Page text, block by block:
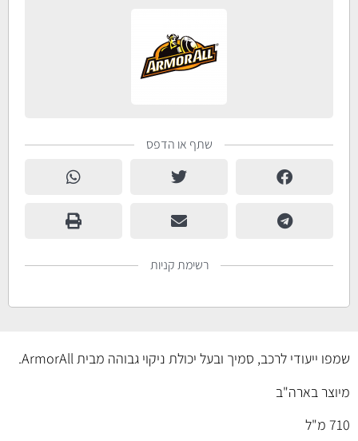
שתף או הדפס
רשימת קניות
שמפו ייעודי לרכב, סמיך ובעל יכולת ניקוי גבוהה מבית ArmorAll.
מיוצר בארה"ב
710 מ"ל